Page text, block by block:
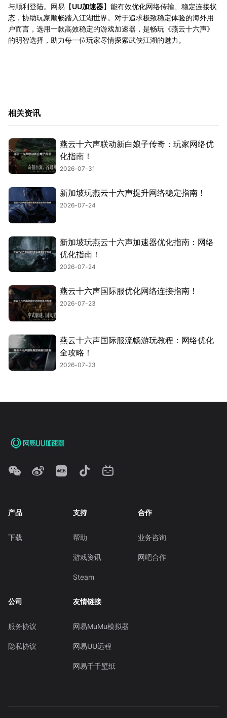
与顺利登陆。网易【UU加速器】能有效优化网络传输、稳定连接状
态，协助玩家顺畅踏入江湖世界。对于追求极致稳定体验的海外用
户而言，选用一款高效稳定的游戏加速器，是畅玩《燕云十六声》
的明智选择，助力每一位玩家尽情探索武侠江湖的魅力。
相关资讯
燕云十六声联动新白娘子传奇：玩家网络优
化指南！
2026-07-31
新加坡玩燕云十六声提升网络稳定指南！
2026-07-24
新加坡玩燕云十六声加速器优化指南：网络
优化指南！
2026-07-24
燕云十六声国际服优化网络连接指南！
2026-07-23
燕云十六声国际服流畅游玩教程：网络优化
全攻略！
2026-07-23
产品
下载
支持
帮助
游戏资讯
Steam
合作
业务咨询
网吧合作
公司
服务协议
隐私协议
友情链接
网易MuMu模拟器
网易UU远程
网易千千壁纸